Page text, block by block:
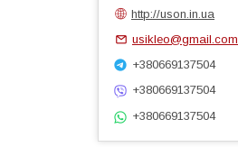
http://uson.in.ua
usikleo@gmail.com
+380669137504
+380669137504
+380669137504